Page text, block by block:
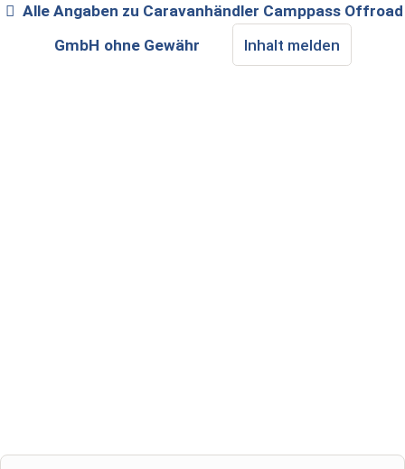
Alle Angaben zu Caravanhändler Camppass Offroad
GmbH ohne Gewähr Inhalt melden